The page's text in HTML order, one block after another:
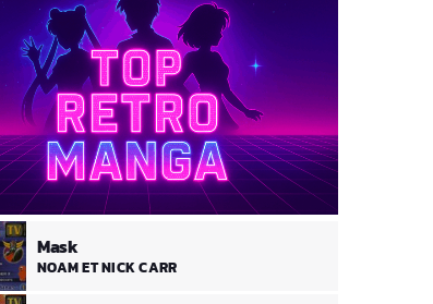
Mask
NOAM ET NICK CARR